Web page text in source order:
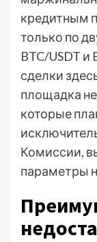
кредитным
только по
BTC/USDT
сделки
площадка
которые
Комиссии,
параметры